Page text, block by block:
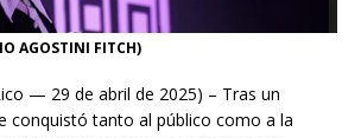
AGOSTINI FITCH)
— 29 de abril de 2025) – Tras un
conquistó tanto al público como a la